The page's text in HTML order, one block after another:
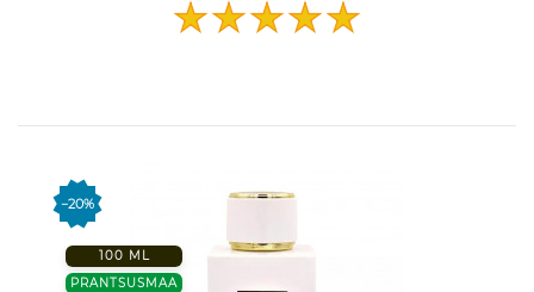
−20%
100 ML
PRANTSUSMAA